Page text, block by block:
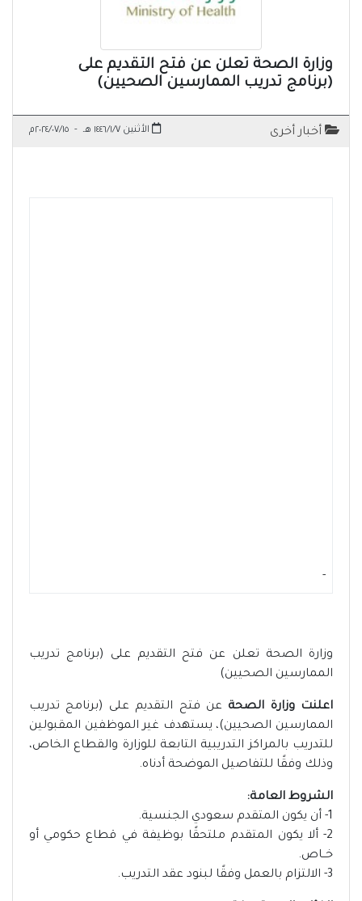
وزارة الصحة تعلن عن فتح التقديم على
(برنامج تدريب الممارسين الصحيين)
أخبار أخرى الأثنين ١٤٤٦/١/٧ هـ - ٢٠٢٤/٠٧/١٥م
-
وزارة الصحة تعلن عن فتح التقديم على (برنامج تدريب
الممارسين الصحيين)
اعلنت وزارة الصحة عن فتح التقديم على (برنامج تدريب
الممارسين الصحيين)، يستهدف غير الموظفين المقبولين
للتدريب بالمراكز التدريبية التابعة للوزارة والقطاع الخاص،
وذلك وفقًا للتفاصيل الموضحة أدناه.
الشروط العامة:
1- أن يكون المتقدم سعودي الجنسية.
2- ألا يكون المتقدم ملتحقًا بوظيفة في قطاع حكومي أو
خــاص.
3- الالتزام بالعمل وفقًا لبنود عقد التدريب.